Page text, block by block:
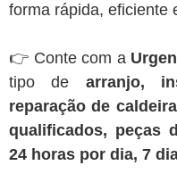
forma rápida, eficiente
👉 Conte com a
tipo de arranjo,
reparação de
qualificados, peças
24 horas por dia, 7